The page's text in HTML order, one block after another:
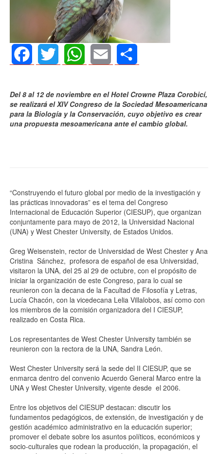
Del 8 al 12 de noviembre en el Hotel Crowne Plaza Corobicí,
se realizará el XIV Congreso de la Sociedad Mesoamericana
para la Biología y la Conservación, cuyo objetivo es crear
una propuesta mesoamericana ante el cambio global.
“Construyendo el futuro global por medio de la investigación y
las prácticas innovadoras” es el tema del Congreso
Internacional de Educación Superior (CIESUP), que organizan
conjuntamente para mayo de 2012, la Universidad Nacional
(UNA) y West Chester University, de Estados Unidos.
Greg Weisenstein, rector de Universidad de West Chester y Ana
Cristina Sánchez, profesora de español de esa Universidad,
visitaron la UNA, del 25 al 29 de octubre, con el propósito de
iniciar la organización de este Congreso, para lo cual se
reunieron con la decana de la Facultad de Filosofía y Letras,
Lucía Chacón, con la vicedecana Lelia Villalobos, así como con
los miembros de la comisión organizadora del I CIESUP,
realizado en Costa Rica.
Los representantes de West Chester University también se
reunieron con la rectora de la UNA, Sandra León.
West Chester University será la sede del II CIESUP, que se
enmarca dentro del convenio Acuerdo General Marco entre la
UNA y West Chester University, vigente desde el 2006.
Entre los objetivos del CIESUP destacan: discutir los
fundamentos pedagógicos, de extensión, de investigación y de
gestión académico administrativo en la educación superior;
promover el debate sobre los asuntos políticos, económicos y
socio-culturales que rodean la producción, la propagación, el